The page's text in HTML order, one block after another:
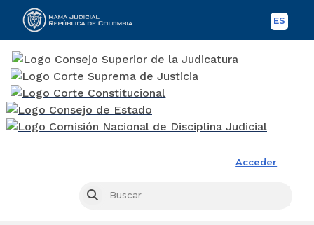
ES
Acceder
Buscar